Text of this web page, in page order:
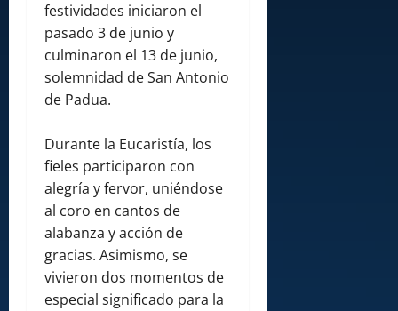
festividades iniciaron el
pasado 3 de junio y
culminaron el 13 de junio,
solemnidad de San Antonio
de Padua.
Durante la Eucaristía, los
fieles participaron con
alegría y fervor, uniéndose
al coro en cantos de
alabanza y acción de
gracias. Asimismo, se
vivieron dos momentos de
especial significado para la